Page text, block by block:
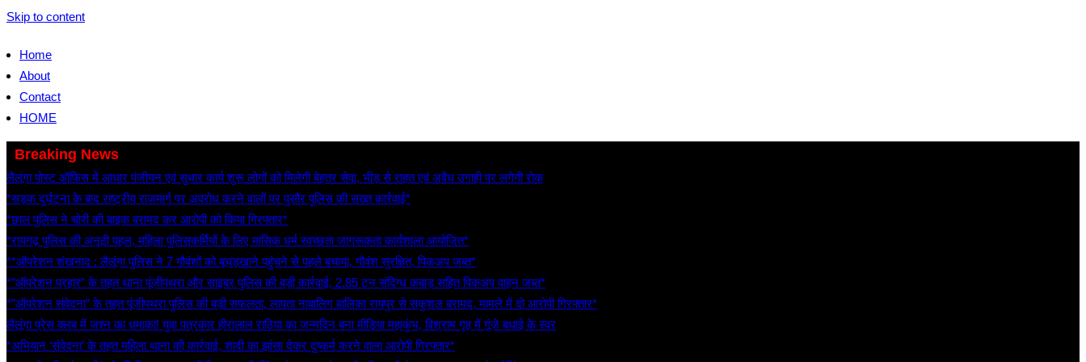
Skip to content
Home
About
Contact
HOME
Breaking News
लैलूंगा पोस्ट ऑफिस में आधार पंजीयन एवं सुधार कार्य शुरू लोगों को मिलेगी बेहतर सेवा, भीड़ से राहत एवं अवैध उगाही पर लगेगी रोक
*सड़क दुर्घटना के बाद राष्ट्रीय राजमार्ग पर अवरोध करने वालों पर पुसौर पुलिस की सख्त कार्रवाई*
*छाल पुलिस ने चोरी की बाइक बरामद कर आरोपी को किया गिरफ्तार*
*रायगढ़ पुलिस की अनूठी पहल, महिला पुलिसकर्मियों के लिए मासिक धर्म स्वच्छता जागरूकता कार्यशाला आयोजित*
**ऑपरेशन शंखनाद : लैलूंगा पुलिस ने 7 गौवंशों को बूचड़खाने पहुंचने से पहले बचाया, गौवंश सुरक्षित, पिकअप जब्त*
*”ऑपरेशन प्रहार” के तहत थाना पूंजीपथरा और साइबर पुलिस की बड़ी कार्रवाई, 2.85 टन संदिग्ध कबाड़ सहित पिकअप वाहन जब्त*
*”ऑपरेशन संवेदना” के तहत पूंजीपथरा पुलिस की बड़ी सफलता, लापता नाबालिग बालिका रायपुर से सकुशल बरामद, मामले में दो आरोपी गिरफ्तार*
लैलूंगा प्रेस क्लब में जश्न का धमाका! युवा पत्रकार हीरालाल राठिया का जन्मदिन बना मीडिया महाकुंभ, विश्राम गृह में गूंजे बधाई के स्वर
*अभियान ‘संवेदना’ के तहत महिला थाना की कार्रवाई, शादी का झांसा देकर दुष्कर्म करने वाला आरोपी गिरफ्तार*